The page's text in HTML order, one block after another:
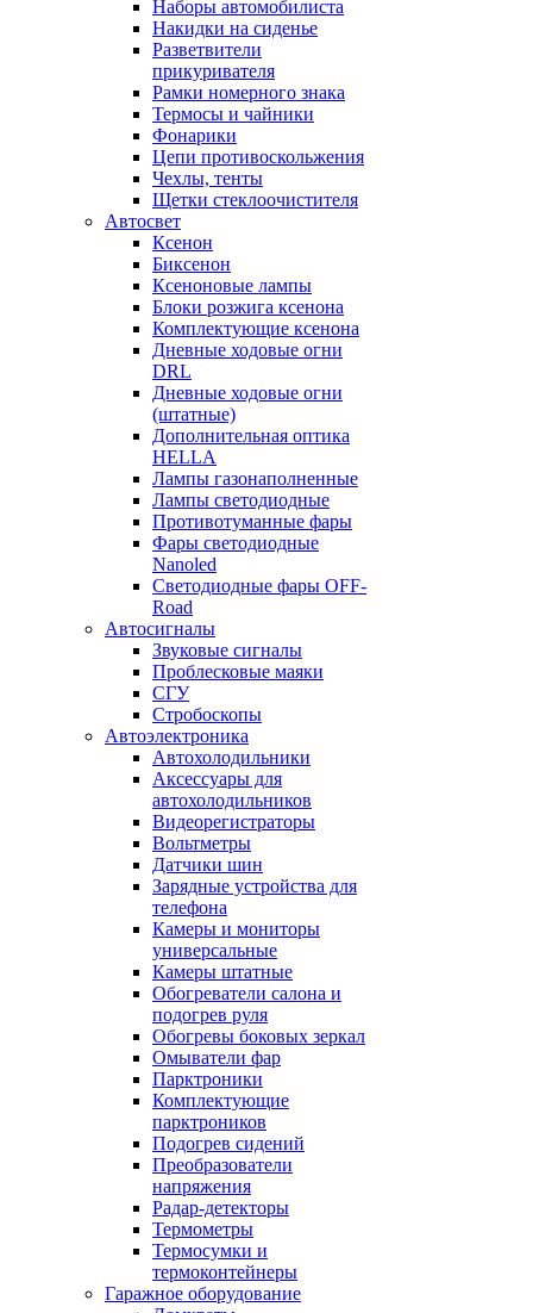
Наборы автомобилиста
Накидки на сиденье
Разветвители
прикуривателя
Рамки номерного знака
Термосы и чайники
Фонарики
Цепи противоскольжения
Чехлы, тенты
Щетки стеклоочистителя
Автосвет
Ксенон
Биксенон
Ксеноновые лампы
Блоки розжига ксенона
Комплектующие ксенона
Дневные ходовые огни
DRL
Дневные ходовые огни
(штатные)
Дополнительная оптика
HELLA
Лампы газонаполненные
Лампы светодиодные
Противотуманные фары
Фары светодиодные
Nanoled
Светодиодные фары OFF-
Road
Автосигналы
Звуковые сигналы
Проблесковые маяки
СГУ
Стробоскопы
Автоэлектроника
Автохолодильники
Аксессуары для
автохолодильников
Видеорегистраторы
Вольтметры
Датчики шин
Зарядные устройства для
телефона
Камеры и мониторы
универсальные
Камеры штатные
Обогреватели салона и
подогрев руля
Обогревы боковых зеркал
Омыватели фар
Парктроники
Комплектующие
парктроников
Подогрев сидений
Преобразователи
напряжения
Радар-детекторы
Термометры
Термосумки и
термоконтейнеры
Гаражное оборудование